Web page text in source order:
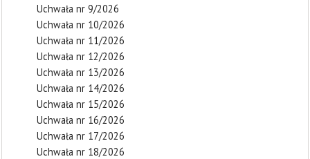
Uchwała nr 9/2026
Uchwała nr 10/2026
Uchwała nr 11/2026
Uchwała nr 12/2026
Uchwała nr 13/2026
Uchwała nr 14/2026
Uchwała nr 15/2026
Uchwała nr 16/2026
Uchwała nr 17/2026
Uchwała nr 18/2026